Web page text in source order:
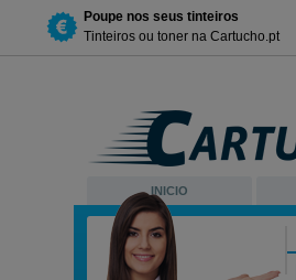
Poupe nos seus tinteiros
Tinteiros ou toner na Cartucho.pt
INICIO